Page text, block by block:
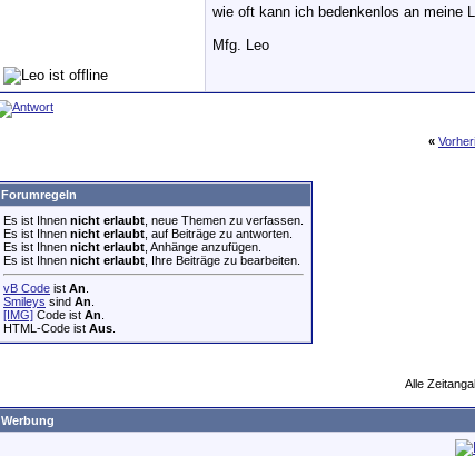
wie oft kann ich bedenkenlos an meine
Mfg. Leo
«
Forumregeln
Es ist Ihnen nicht erlaubt , neue Themen zu verfassen.
Es ist Ihnen nicht erlaubt , auf Beiträge zu antworten.
Es ist Ihnen nicht erlaubt , Anhänge anzufügen.
Es ist Ihnen nicht erlaubt , Ihre Beiträge zu bearbeiten.
vB Code ist An
Smileys sind An
[IMG] Code ist An
HTML-Code ist Aus
Alle
Werbung